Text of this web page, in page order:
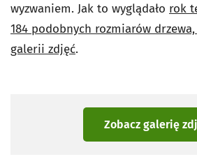
wyzwaniem. Jak to wyglądało rok
184 podobnych rozmiarów
galerii zdjęć.
Zobacz galerię